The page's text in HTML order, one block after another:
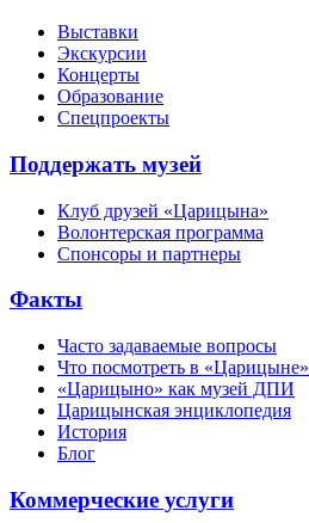
Выставки
Экскурсии
Концерты
Образование
Спецпроекты
Поддержать музей
Клуб друзей «Царицына»
Волонтерская программа
Спонсоры и партнеры
Факты
Часто задаваемые вопросы
Что посмотреть в «Царицыне»
«Царицыно» как музей ДПИ
Царицынская энциклопедия
История
Блог
Коммерческие услуги